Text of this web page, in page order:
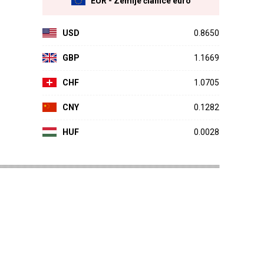
USD 0.8650
GBP 1.1669
CHF 1.0705
CNY 0.1282
HUF 0.0028